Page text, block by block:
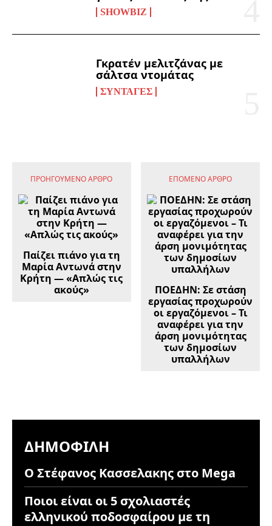
SHOWBIZ
Γκρατέν μελιτζάνας με
σάλτσα ντομάτας
ΣΥΝΤΑΓΈΣ
ΠΡΟΗΓΟΎΜΕΝΟ ΆΡΘΡΟ
Παίζει πιάνο για τη
Μαρία Αντωνά στην
Κρήτη — «Απλώς τις
ακούς»
ΕΠΌΜΕΝΟ ΆΡΘΡΟ
ΠΟΕΔΗΝ: Σε στάση
εργασίας προχωρούν
οι εργαζόμενοι – Τι
αναφέρει για την
άρση μονιμότητας
των δημοσίων
υπαλλήλων
ΔΗΜΟΦΙΛΉ
Ο Στέφανος Κασσελακης στο Mega
Ποιοι είναι οι 5 σχολιαστές
ελληνικού ποδοσφαίρου με τη